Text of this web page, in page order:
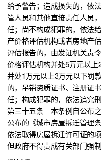
给予警告；造成损失的，依
管人员和其他直接责任人员
任；尚不构成犯罪的，依
产价格评估机构或者房地产
评估报告的，由发证机关责
价格评估机构并处5万元以
并处1万元以上3万元以下罚
的，吊销资质证书、注册证
任；构成犯罪的，依法
第三十五条 本条例自公布
公布的《城市房屋拆迁管理
依法取得房屋拆迁许可证的
但政府不得责成有关部门强制